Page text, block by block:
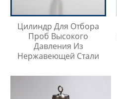
Цилиндр Для Отбора
Проб Высокого
Давления Из
Нержавеющей Стали